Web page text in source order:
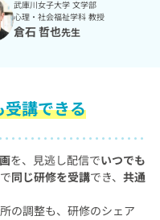
武庫川女子大学 文学部
心理・社会福祉学科 教授
倉石 哲也先生
受講できる
を、見逃し配信でいつでも
同じ研修を受講でき、 共通
の調整も、研修のシェア